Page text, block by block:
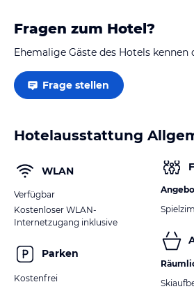
Fragen zum Hotel?
Ehemalige Gäste des Hotels
Frage stellen
Hotelausstattung
WLAN
Verfügbar
Kostenloser WLAN-
Internetzugang inklusive
Parken
Kostenfrei